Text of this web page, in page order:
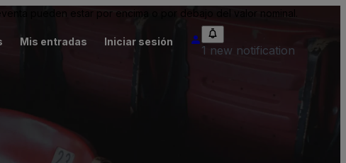
pueden estar por encima o por debajo del valor nominal.
Mis entradas Iniciar sesión
1 new notification